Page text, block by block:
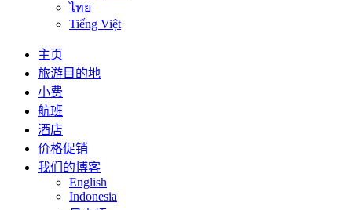
ไทย
Tiếng Việt
主页
旅游目的地
小费
航班
酒店
价格促销
我们的博客
English
Indonesia